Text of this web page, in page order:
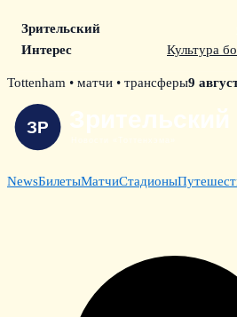
Зрительский
Интерес
Культура
Skip
content
Tottenham • матчи • трансферы9
NewsБилетыМатчиСтадионы